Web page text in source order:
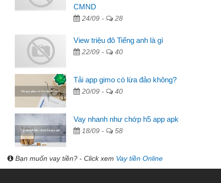
CMND
24/09 - 28
View triệu đô Tiếng anh là gì
22/09 - 40
Tải app gimo có lừa đảo không?
20/09 - 40
Vay nhanh như chớp h5 app apk
18/09 - 58
Bạn muốn vay tiền? - Click xem Vay tiền Online